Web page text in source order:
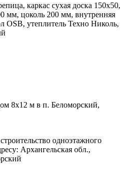
каркас сухая доска 150х50,
мм, цоколь 200 мм, внутренняя
OSB, утеплитель Техно Николь,
8х12 м в п. Беломорский,
одноэтажного
Архангельская обл.,